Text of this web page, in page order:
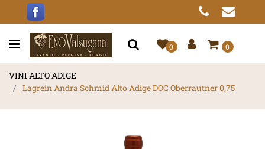
Open menu 0 0
VINI ALTO ADIGE
Lagrein Andra Schmid Alto Adige DOC Oberrautner 0,75